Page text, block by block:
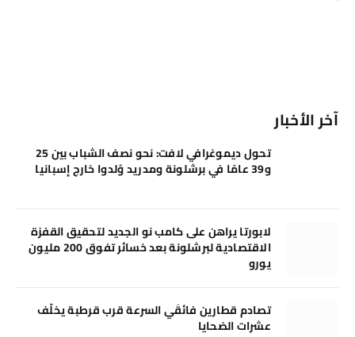
آخر الأخبار
تحول ديموغرافي لافت: نحو نصف الشباب بين 25
و39 عامًا في برشلونة ومدريد وُلدوا خارج إسبانيا
لابورتا يراهن على كامب نو الجديد لتحقيق القفزة
الاقتصادية لبرشلونة بعد خسائر تفوق 200 مليون
يورو
تصادم قطارين فائقَي السرعة قرب قرطبة يخلّف
عشرات الضحايا